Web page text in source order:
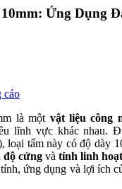
Ứng Dụng
cáo
là một vật liệu công
lĩnh vực khác nhau.
loại tấm này có độ dày
độ cứng và tính linh hoạt
ứng dụng và lợi ích